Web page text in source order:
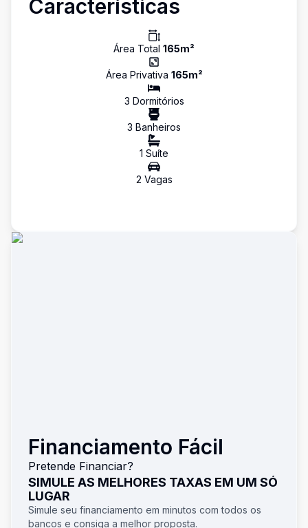
Características
Área Total 165m²
Área Privativa 165m²
3 Dormitórios
3 Banheiros
1 Suíte
2 Vagas
Financiamento Fácil
Pretende Financiar?
SIMULE AS MELHORES TAXAS EM UM SÓ
LUGAR
Simule seu financiamento em minutos com todos os
bancos e consiga a melhor proposta.